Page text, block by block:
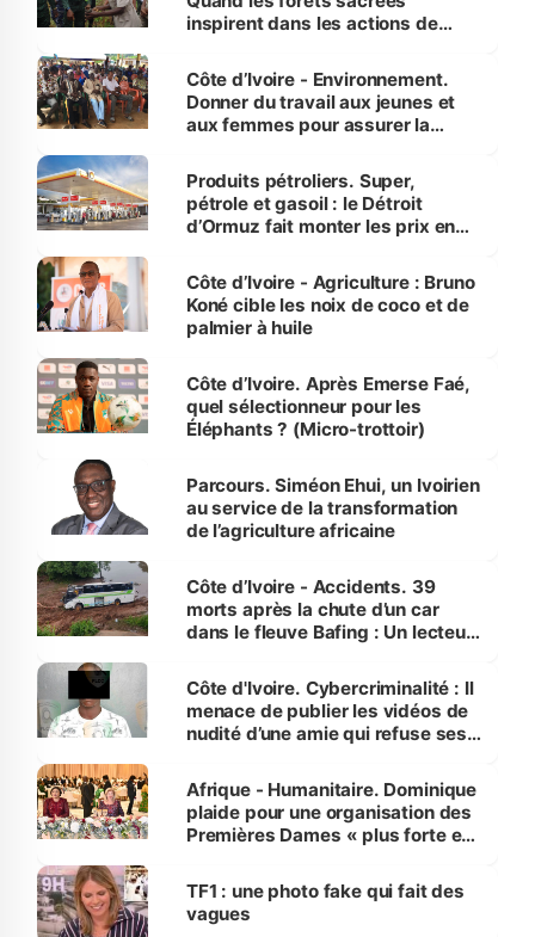
inspirent dans les actions de
Côte d’Ivoire - Environnement.
Donner du travail aux jeunes et
aux femmes pour assurer la
menacées
Produits pétroliers. Super,
pétrole et gasoil : le Détroit
d’Ormuz fait monter les prix en
Côte d’Ivoire - Agriculture : Bruno
Koné cible les noix de coco et de
palmier à huile
Côte d’Ivoire. Après Emerse Faé,
quel sélectionneur pour les
Éléphants ? (Micro-trottoir)
Parcours. Siméon Ehui, un Ivoirien
au service de la transformation
de l’agriculture africaine
Côte d’Ivoire - Accidents. 39
morts après la chute d’un car
dans le fleuve Bafing : Un lecteur
des Transports
Côte d'Ivoire. Cybercriminalité : Il
menace de publier les vidéos de
nudité d’une amie qui refuse ses
Afrique - Humanitaire. Dominique
plaide pour une organisation des
Premières Dames « plus forte et
sur la scène internationale »
TF1 : une photo fake qui fait des
vagues